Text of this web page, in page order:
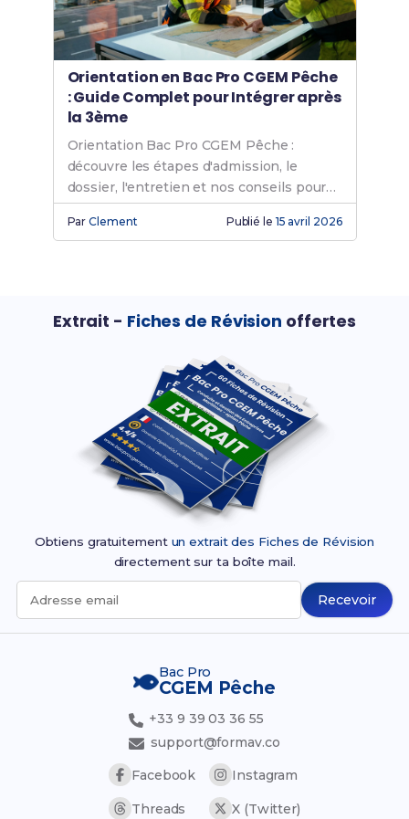
Orientation en Bac Pro CGEM Pêche
: Guide Complet pour Intégrer après
la 3ème
Orientation Bac Pro CGEM Pêche :
découvre les étapes d'admission, le
dossier, l'entretien et nos conseils pour
réussir après la 3ème.
ParClement Publié le 15 avril 2026
Extrait - Fiches de Révision offertes
Obtiens gratuitement un extrait des Fiches de Révision
directement sur ta boîte mail.
Adresse email Recevoir
Bac Pro
CGEM Pêche
+33 9 39 03 36 55
support@formav.co
Facebook
Instagram
Threads X (Twitter)